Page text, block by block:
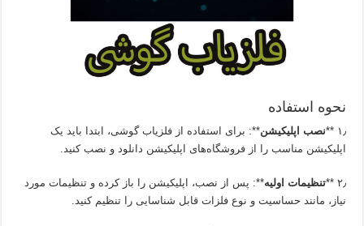
نحوه استفاده
۱٫ ** نصب اپلیکیشن**: برای استفاده از فلزیاب گوشی، ابتدا باید یک
اپلیکیشن مناسب را از فروشگاه‌های اپلیکیشن دانلود و نصب کنید.
۲٫ ** تنظیمات اولیه**: پس از نصب، اپلیکیشن را باز کرده و تنظیمات مورد
نیاز، مانند حساسیت و نوع فلزات قابل شناسایی را تنظیم کنید.